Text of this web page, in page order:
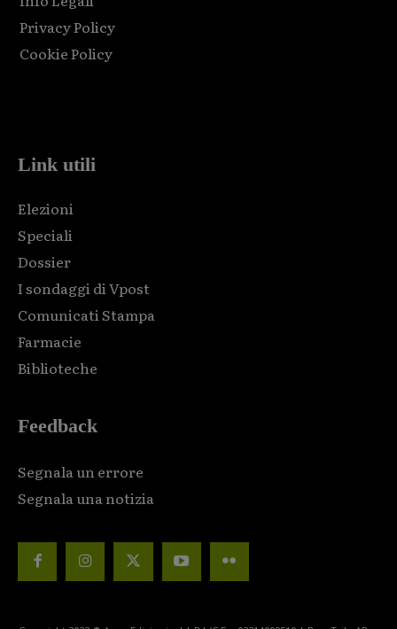
Privacy Policy
Cookie Policy
Link utili
Elezioni
Speciali
Dossier
I sondaggi di Vpost
Comunicati Stampa
Farmacie
Biblioteche
Feedback
Segnala un errore
Segnala una notizia